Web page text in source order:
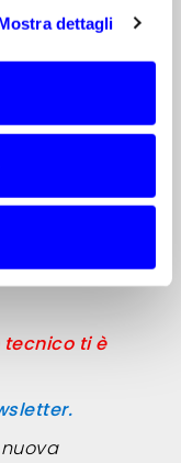
dettagli
tecnico trovi
se applicati
del tuo
nelle
(File PDF)
ti è